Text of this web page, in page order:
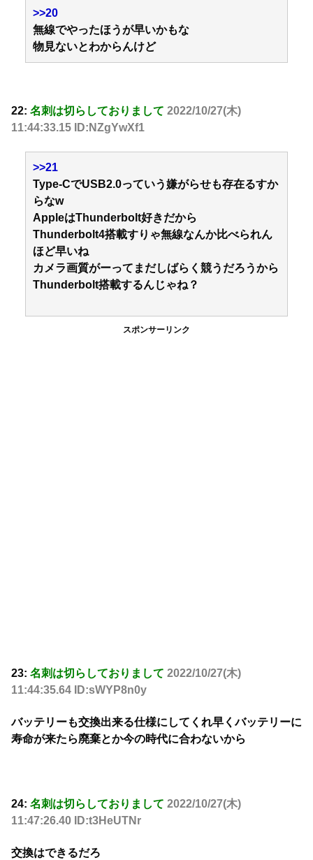
>>20
無線でやったほうが早いかもな
物見ないとわからんけど
22: 名刺は切らしておりまして 2022/10/27(木)
11:44:33.15 ID:NZgYwXf1
>>21
Type-CでUSB2.0っていう嫌がらせも存在るすか
らなw
AppleはThunderbolt好きだから
Thunderbolt4搭載すりゃ無線なんか比べられん
ほど早いね
カメラ画質がーってまだしばらく競うだろうから
Thunderbolt搭載するんじゃね？
スポンサーリンク
23: 名刺は切らしておりまして 2022/10/27(木)
11:44:35.64 ID:sWYP8n0y
バッテリーも交換出来る仕様にしてくれ早くバッテリーに
寿命が来たら廃棄とか今の時代に合わないから
24: 名刺は切らしておりまして 2022/10/27(木)
11:47:26.40 ID:t3HeUTNr
交換はできるだろ